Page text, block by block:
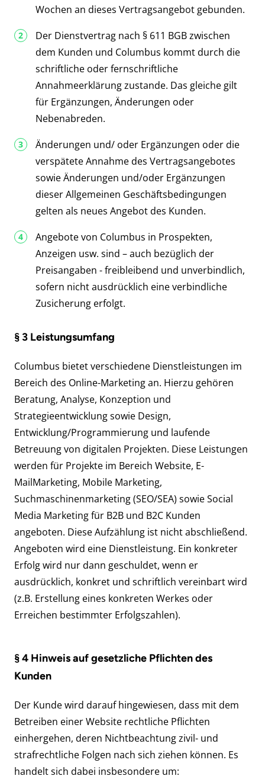
Wochen an dieses Vertragsangebot gebunden.
Der Dienstvertrag nach § 611 BGB zwischen
dem Kunden und Columbus kommt durch die
schriftliche oder fernschriftliche
Annahmeerklärung zustande. Das gleiche gilt
für Ergänzungen, Änderungen oder
Nebenabreden.
Änderungen und/ oder Ergänzungen oder die
verspätete Annahme des Vertragsangebotes
sowie Änderungen und/oder Ergänzungen
dieser Allgemeinen Geschäftsbedingungen
gelten als neues Angebot des Kunden.
Angebote von Columbus in Prospekten,
Anzeigen usw. sind – auch bezüglich der
Preisangaben - freibleibend und unverbindlich,
sofern nicht ausdrücklich eine verbindliche
Zusicherung erfolgt.
§ 3 Leistungsumfang
Columbus bietet verschiedene Dienstleistungen im
Bereich des Online-Marketing an. Hierzu gehören
Beratung, Analyse, Konzeption und
Strategieentwicklung sowie Design,
Entwicklung/Programmierung und laufende
Betreuung von digitalen Projekten. Diese Leistungen
werden für Projekte im Bereich Website, E-
MailMarketing, Mobile Marketing,
Suchmaschinenmarketing (SEO/SEA) sowie Social
Media Marketing für B2B und B2C Kunden
angeboten. Diese Aufzählung ist nicht abschließend.
Angeboten wird eine Dienstleistung. Ein konkreter
Erfolg wird nur dann geschuldet, wenn er
ausdrücklich, konkret und schriftlich vereinbart wird
(z.B. Erstellung eines konkreten Werkes oder
Erreichen bestimmter Erfolgszahlen).
§ 4 Hinweis auf gesetzliche Pflichten des
Kunden
Der Kunde wird darauf hingewiesen, dass mit dem
Betreiben einer Website rechtliche Pflichten
einhergehen, deren Nichtbeachtung zivil- und
strafrechtliche Folgen nach sich ziehen können. Es
handelt sich dabei insbesondere um: